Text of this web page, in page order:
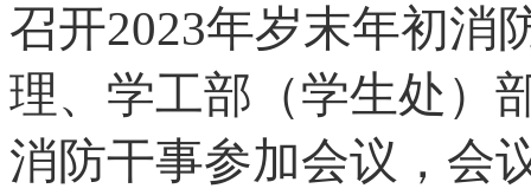
召开2023年岁末年初消
理、学工部（学生处）
消防干事参加会议，会